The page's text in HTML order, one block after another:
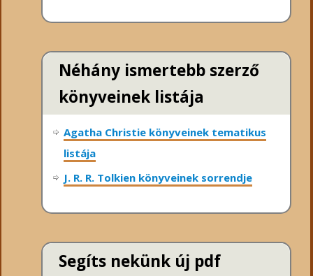
Néhány ismertebb szerző
könyveinek listája
Agatha Christie könyveinek tematikus
listája
J. R. R. Tolkien könyveinek sorrendje
Segíts nekünk új pdf